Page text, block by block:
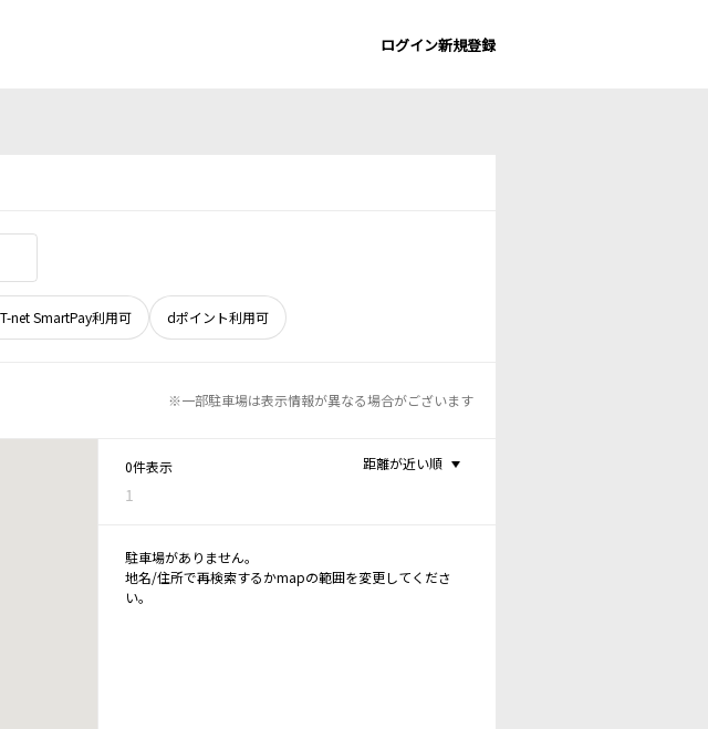
ログイン新規登録
net SmartPay利用可 dポイント利用可
※一部駐車場は表示情報が異なる場合がございます
0件表示
1
距離が近い順
駐車場がありません。
地名/住所で再検索するかmapの範囲を変更してくださ
い。